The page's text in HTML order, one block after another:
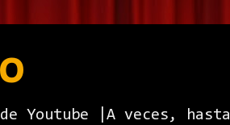
Youtube |A veces, hasta